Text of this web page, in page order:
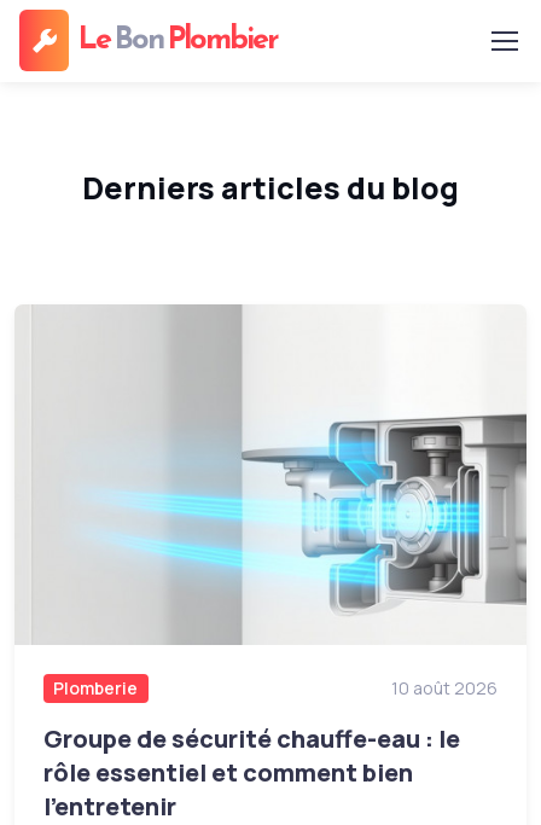
Le Bon Plombier
Derniers articles du blog
Plomberie 10 août 2026
Groupe de sécurité chauffe-eau : le
rôle essentiel et comment bien
l’entretenir